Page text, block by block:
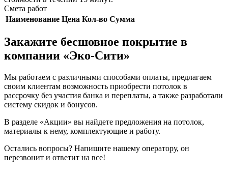
Смета работ
Наименование Цена Кол-во Сумма
Закажите бесшовное покрытие в
компании «Эко-Сити»
Мы работаем с различными способами оплаты, предлагаем
своим клиентам возможность приобрести потолок в
рассрочку без участия банка и переплаты, а также разработали
систему скидок и бонусов.
В разделе «Акции» вы найдете предложения на потолок,
материалы к нему, комплектующие и работу.
Остались вопросы? Напишите нашему оператору, он
перезвонит и ответит на все!